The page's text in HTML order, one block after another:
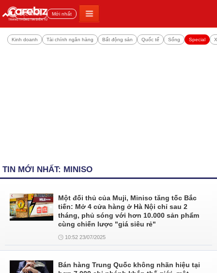
Đọc nhiều Mới nhất
Kinh doanh Tài chính ngân hàng Bất động sản Quốc tế Sống Special
TIN MỚI NHẤT: MINISO
Một đối thủ của Muji, Miniso tăng tốc Bắc
tiến: Mở 4 cửa hàng ở Hà Nội chỉ sau 2
tháng, phủ sóng với hơn 10.000 sản phẩm
cùng chiến lược "giá siêu rẻ"
10:52 23/07/2025
Bán hàng Trung Quốc không nhãn hiệu tại